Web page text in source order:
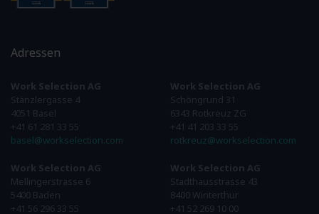
Adressen
Work Selection AG
Stänzlergasse 4
4051 Basel
+41 61 281 33 55
basel@workselection.com
Work Selection AG
Mellingerstrasse 6
5400 Baden
+41 56 296 33 55
Work Selection AG
Schöngrund 31
6343 Rotkreuz ZG
+41 41 203 33 55
rotkreuz@workselection.com
Work Selection AG
Stadthausstrasse 43
8400 Winterthur
+41 52 269 10 00